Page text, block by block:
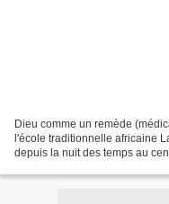
Dieu comme un remède
l'école traditionnelle africaine
depuis la nuit des temps au